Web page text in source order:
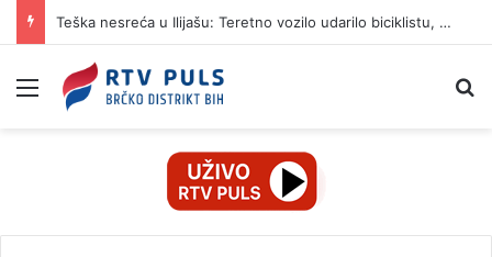
Teška nesreća u Ilijašu: Teretno vozilo udarilo biciklistu, 75-godišnjak zadržan u bolnici
Izbornik